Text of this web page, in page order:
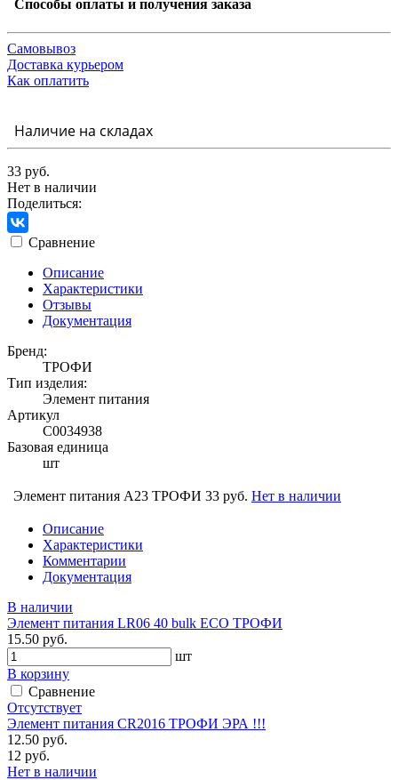
Способы оплаты и получения заказа
Самовывоз
Доставка курьером
Как оплатить
Наличие на складах
33 руб.
Нет в наличии
Поделиться:
Сравнение
Описание
Характеристики
Отзывы
Документация
Бренд:
ТРОФИ
Тип изделия:
Элемент питания
Артикул
С0034938
Базовая единица
шт
Элемент питания А23 ТРОФИ 33 руб. Нет в наличии
Описание
Характеристики
Комментарии
Документация
В наличии
Элемент питания LR06 40 bulk ECO ТРОФИ
15.50 руб.
шт
В корзину
Сравнение
Отсутствует
Элемент питания CR2016 ТРОФИ ЭРА !!!
12.50 руб.
12 руб.
Нет в наличии